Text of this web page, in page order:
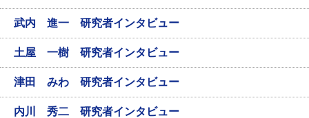
武内 進一 研究者インタビュー
土屋 一樹 研究者インタビュー
津田 みわ 研究者インタビュー
内川 秀二 研究者インタビュー